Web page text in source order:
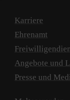
Karriere
Ehrenamt
Angebote und
Presse und